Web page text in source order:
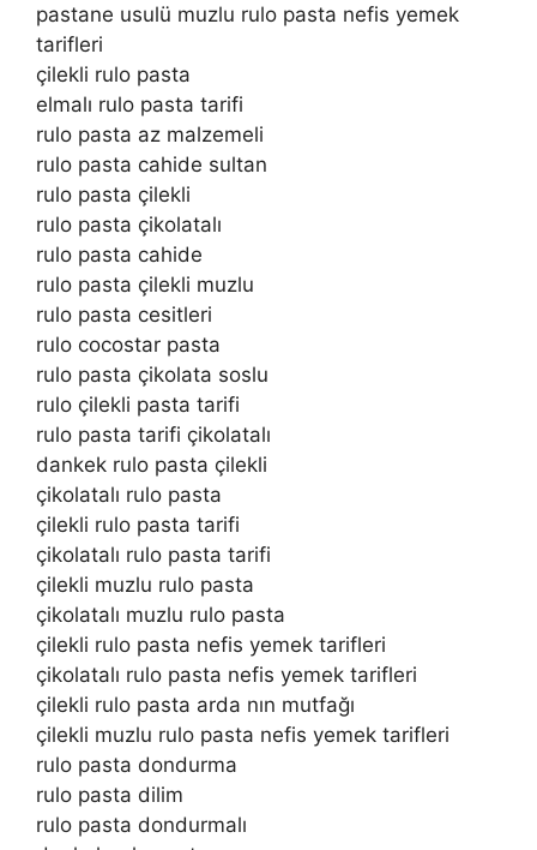
pastane usulü muzlu rulo pasta nefis yemek
tarifleri
çilekli rulo pasta
elmalı rulo pasta tarifi
rulo pasta az malzemeli
rulo pasta cahide sultan
rulo pasta çilekli
rulo pasta çikolatalı
rulo pasta cahide
rulo pasta çilekli muzlu
rulo pasta cesitleri
rulo cocostar pasta
rulo pasta çikolata soslu
rulo çilekli pasta tarifi
rulo pasta tarifi çikolatalı
dankek rulo pasta çilekli
çikolatalı rulo pasta
çilekli rulo pasta tarifi
çikolatalı rulo pasta tarifi
çilekli muzlu rulo pasta
çikolatalı muzlu rulo pasta
çilekli rulo pasta nefis yemek tarifleri
çikolatalı rulo pasta nefis yemek tarifleri
çilekli rulo pasta arda nın mutfağı
çilekli muzlu rulo pasta nefis yemek tarifleri
rulo pasta dondurma
rulo pasta dilim
rulo pasta dondurmalı